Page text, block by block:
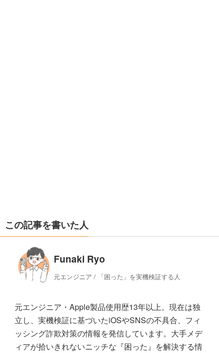
この記事を書いた人
Funaki Ryo
元エンジニア / 「困った」を実機検証する人
元エンジニア・Apple製品使用歴13年以上。現在は独
立し、実機検証に基づいたiOSやSNSの不具合、フィ
ッシング詐欺対策の情報を発信しています。大手メデ
ィアが拾いきれないニッチな『困った』を解決する情